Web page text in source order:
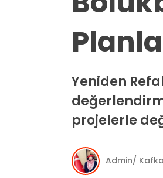
Yeniden
projelerle
Admin/